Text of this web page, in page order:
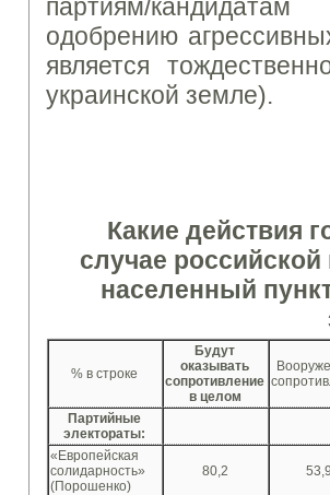
партиям/
одобрению
является
украинской земле).
Какие действия
случае
населенный
% в строке
Будут
оказывать
сопротивление
в целом
Партийные
электораты:
«Европейская
солидарность»
(Порошенко)
80,2 53,9